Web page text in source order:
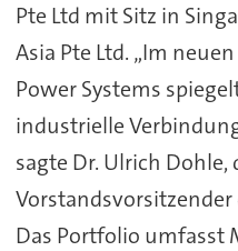
Pte Ltd mit Sitz in
Asia Pte Ltd. „Im
Power Systems
industrielle
sagte Dr. Ulrich Dohle,
Das Portfolio umfasst